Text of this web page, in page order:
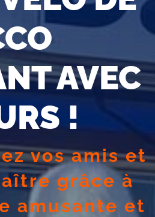
AVEC
!
vos amis et
grâce à
amusante et